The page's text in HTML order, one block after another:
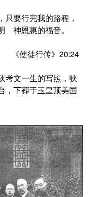
要行完我的路程，
神恩惠的福音。
《使徒行传》20:24
考文一生的写照，狄
，下葬于玉皇顶美国